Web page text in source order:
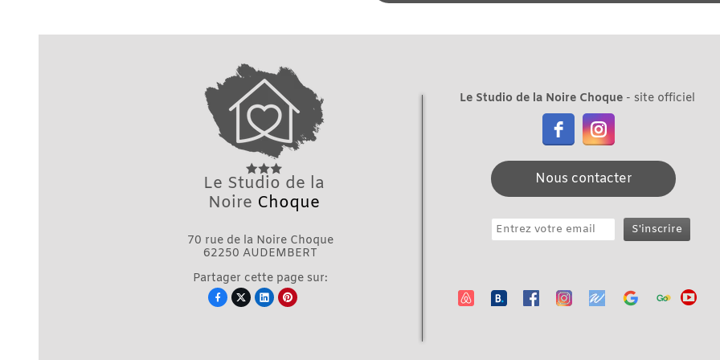
Le Studio de la
NoireChoque
70 rue de la Noire Choque
62250 AUDEMBERT
Partager cette page sur:
Le Studio de la Noire Choque- site officiel
Nous contacter
 